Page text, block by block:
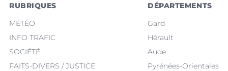
RUBRIQUES
MÉTÉO
INFO TRAFIC
SOCIÉTÉ
FAITS-DIVERS / JUSTICE
DÉPARTEMENTS
Gard
Hérault
Aude
Pyrénées-Orientales